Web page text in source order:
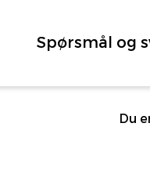
Spørsmål og
Du